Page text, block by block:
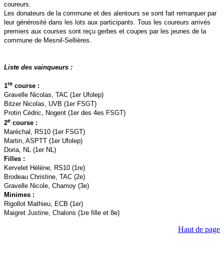
coureurs.
Les donateurs de la commune et des alentours se sont fait remarquer par
leur générosité dans les lots aux participants. Tous les coureurs arrivés
premiers aux courses sont reçu gerbes et coupes par les jeunes de la
commune de Mesnil-Sellières.
Liste des vainqueurs :
1re course :
Gravelle Nicolas, TAC (1er Ufolep)
Bitzer Nicolas, UVB (1er FSGT)
Protin Cédric, Nogent (1er des 4es FSGT)
2e course :
Maréchal, RS10 (1er FSGT)
Martin, ASPTT (1er Ufolep)
Doria, NL (1er NL)
Filles :
Kervelet Hélène, RS10 (1re)
Brodeau Christine, TAC (2e)
Gravelle Nicole, Chamoy (3e)
Minimes :
Rigollot Mathieu, ECB (1er)
Maigret Justine, Chalons (1re fille et 8e)
Haut de page